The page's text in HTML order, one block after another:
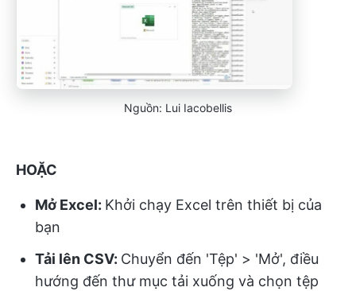
Nguồn: Lui Iacobellis
HOẶC
Mở Excel: Khởi chạy Excel trên thiết bị của
bạn
Tải lên CSV: Chuyển đến 'Tệp' > 'Mở', điều
hướng đến thư mục tải xuống và chọn tệp